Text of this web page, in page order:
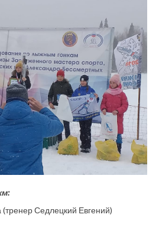
Седлецкий Евгений)